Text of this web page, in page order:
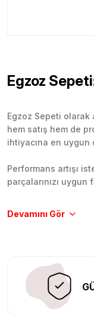
Egzoz
Egzoz Sepeti olarak
hem satış hem de
ihtiyacına en uygun
Performans artışı
parçalarınızı
Tüm ürünlerimiz